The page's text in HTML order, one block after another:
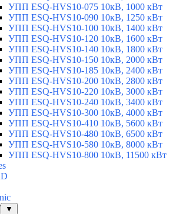
УПП ESQ-HVS10-075 10кВ, 1000 кВт
УПП ESQ-HVS10-090 10кВ, 1250 кВт
УПП ESQ-HVS10-100 10кВ, 1400 кВт
УПП ESQ-HVS10-120 10кВ, 1600 кВт
УПП ESQ-HVS10-140 10кВ, 1800 кВт
УПП ESQ-HVS10-150 10кВ, 2000 кВт
УПП ESQ-HVS10-185 10кВ, 2400 кВт
УПП ESQ-HVS10-200 10кВ, 2800 кВт
УПП ESQ-HVS10-220 10кВ, 3000 кВт
УПП ESQ-HVS10-240 10кВ, 3400 кВт
УПП ESQ-HVS10-300 10кВ, 4000 кВт
УПП ESQ-HVS10-410 10кВ, 5600 кВт
УПП ESQ-HVS10-480 10кВ, 6500 кВт
УПП ESQ-HVS10-580 10кВ, 8000 кВт
УПП ESQ-HVS10-800 10кВ, 11500 кВт
▼